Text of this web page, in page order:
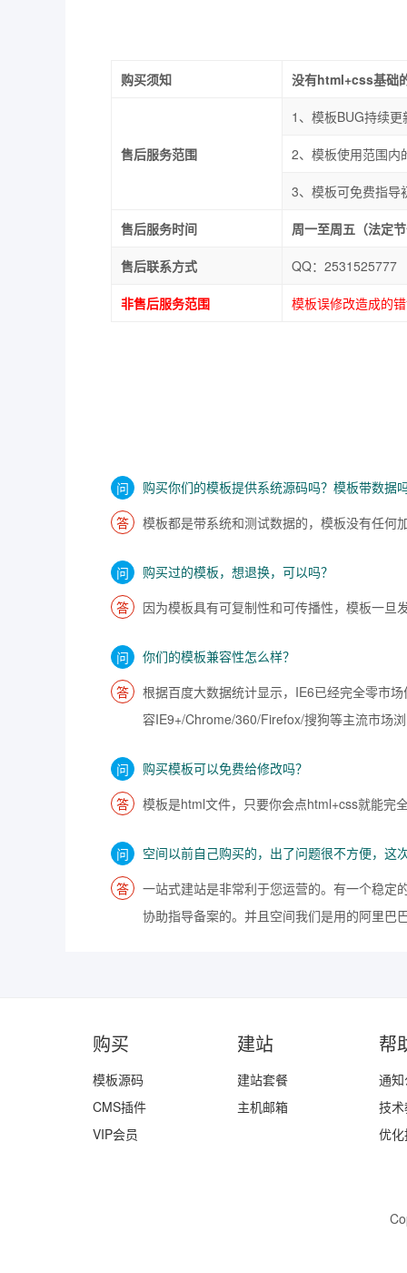
购买须知 没有html+css基础
售后服务范围
1、模板BUG持续
2、模板使用范围内
3、模板可免费指导
售后服务时间 周一至周五（法定
售后联系方式 QQ：2531525777
非售后服务范围 模板误修改造成的
购买你们的模板提供系统源码吗？模板带数据
模板都是带系统和测试数据的，模板没有任何
购买过的模板，想退换，可以吗？
因为模板具有可复制性和可传播性，模板一旦
你们的模板兼容性怎么样？
根据百度大数据统计显示，IE6已经完全零市
容IE9+/Chrome/360/Firefox/搜狗等主流市场
购买模板可以免费给修改吗？
模板是html文件，只要你会点html+css就能完
空间以前自己购买的，出了问题很不方便，这
一站式建站是非常利于您运营的。有一个稳定
协助指导备案的。并且空间我们是用的阿里巴
购买
模板源码
CMS插件
VIP会员
建站
建站套餐
主机邮箱
帮
通
技
优